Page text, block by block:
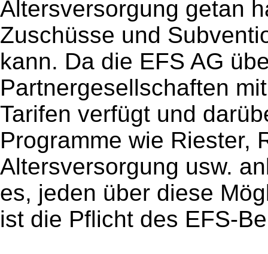
Altersversorgung getan
Zuschüsse und
kann. Da die EFS AG
Partnergesellschaften
Tarifen verfügt und
Programme wie Riester,
Altersversorgung usw.
es, jeden über diese
ist die Pflicht des EFS-